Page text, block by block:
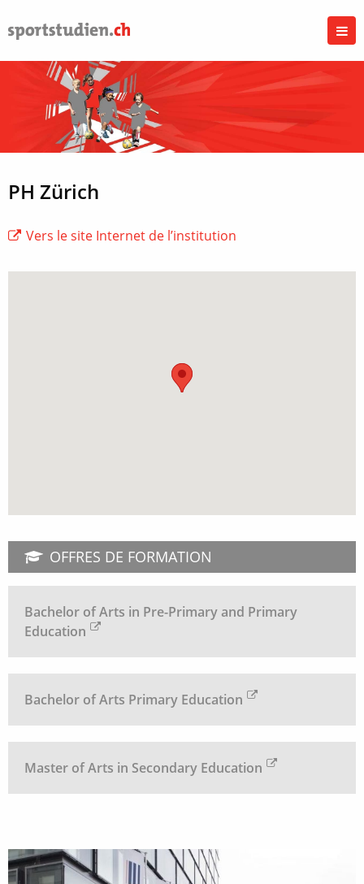
PH Zürich
Vers le site Internet de l’institution
OFFRES DE FORMATION
Bachelor of Arts in Pre-Primary and Primary
Education
Bachelor of Arts Primary Education
Master of Arts in Secondary Education